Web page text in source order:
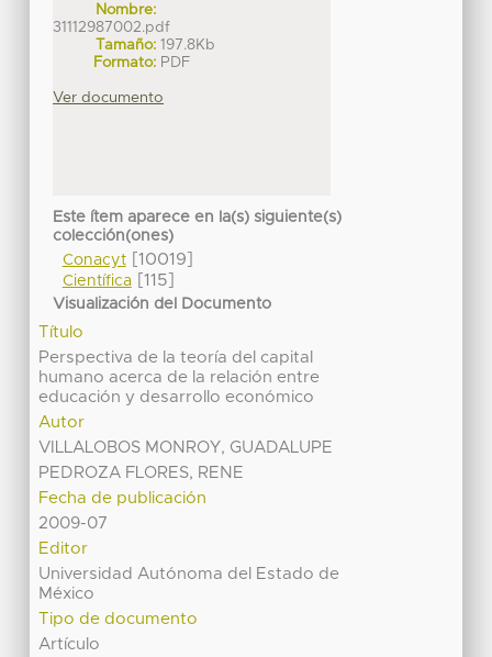
Nombre:
31112987002.pdf
Tamaño: 197.8Kb
Formato: PDF
Ver documento
Este ítem aparece en la(s) siguiente(s)
colección(ones)
Conacyt[10019]
Científica[115]
Visualización del Documento
Título
Perspectiva de la teoría del capital
humano acerca de la relación entre
educación y desarrollo económico
Autor
VILLALOBOS MONROY, GUADALUPE
PEDROZA FLORES, RENE
Fecha de publicación
2009-07
Editor
Universidad Autónoma del Estado de
México
Tipo de documento
Artículo